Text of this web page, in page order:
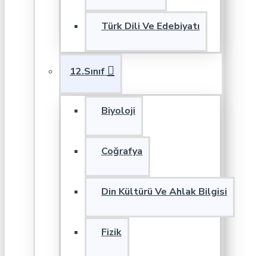
Türk Dili Ve Edebiyatı
12.Sınıf
Biyoloji
Coğrafya
Din Kültürü Ve Ahlak Bilgisi
Fizik